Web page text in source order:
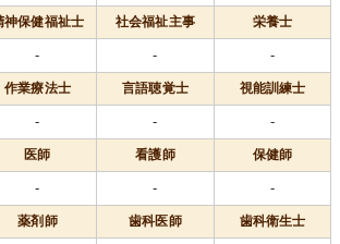
神保健福祉士 社会福祉主事 栄養士
- - -
作業療法士 言語聴覚士 視能訓練士
- - -
医師 看護師 保健師
- - -
薬剤師 歯科医師 歯科衛生士